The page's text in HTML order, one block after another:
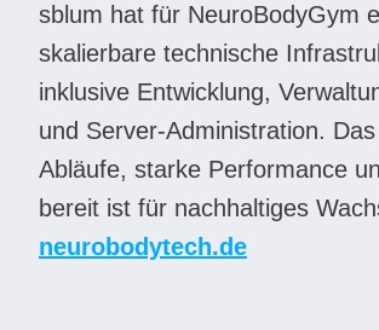
sblum hat für NeuroBodyGym
skalierbare technische
inklusive Entwicklung,
und Server-Administration.
Abläufe, starke Performance
bereit ist für nachhaltiges
neurobodytech.de